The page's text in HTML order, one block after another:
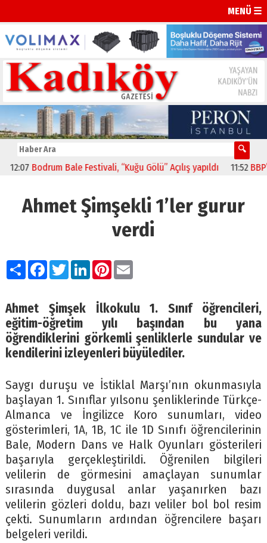
MENÜ ☰
Bodrum Bale Festivali, “Kuğu Gölü” Açılış yapıldı 11:52 BBP’li
Ahmet Şimşekli 1’ler gurur
verdi
PaylaşFacebook
TwitterLinkedIn
Pinterest
Email
Ahmet Şimşek İlkokulu 1. Sınıf öğrencileri,
eğitim-öğretim yılı başından bu yana
öğrendiklerini görkemli şenliklerle sundular ve
kendilerini izleyenleri büyülediler.
Saygı duruşu ve İstiklal Marşı’nın okunmasıyla
başlayan 1. Sınıflar yılsonu şenliklerinde Türkçe-
Almanca ve İngilizce Koro sunumları, video
gösterimleri, 1A, 1B, 1C ile 1D Sınıfı öğrencilerinin
Bale, Modern Dans ve Halk Oyunları gösterileri
başarıyla gerçekleştirildi. Öğrenilen bilgileri
velilerin de görmesini amaçlayan sunumlar
sırasında duygusal anlar yaşanırken bazı
velilerin gözleri doldu, bazı veliler bol bol resim
çekti. Sunumların ardından öğrencilere başarı
belgeleri verildi.